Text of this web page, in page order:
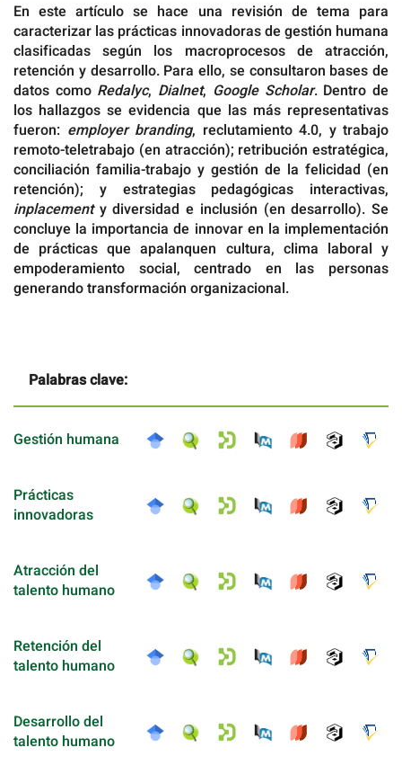
En este artículo se hace una revisión de tema para
caracterizar las prácticas innovadoras de gestión humana
clasificadas según los macroprocesos de atracción,
retención y desarrollo. Para ello, se consultaron bases de
datos como Redalyc, Dialnet, Google Scholar. Dentro de
los hallazgos se evidencia que las más representativas
fueron: employer branding, reclutamiento 4.0, y trabajo
remoto-teletrabajo (en atracción); retribución estratégica,
conciliación familia-trabajo y gestión de la felicidad (en
retención); y estrategias pedagógicas interactivas,
inplacementy diversidad e inclusión (en desarrollo). Se
concluye la importancia de innovar en la implementación
de prácticas que apalanquen cultura, clima laboral y
empoderamiento social, centrado en las personas
generando transformación organizacional.
Palabras clave:
Gestión humana
Prácticas
innovadoras
Atracción del
talento humano
Retención del
talento humano
Desarrollo del
talento humano